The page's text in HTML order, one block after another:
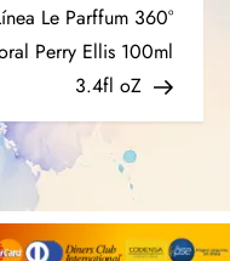
Le Parffum 360°
Perry Ellis 100ml
3.4fl oZ